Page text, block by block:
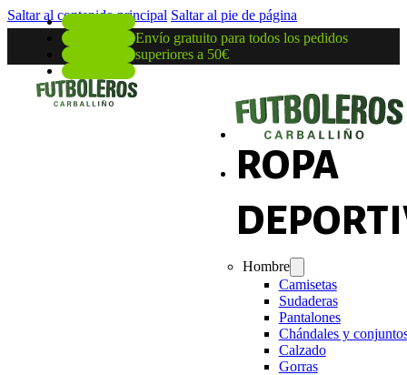
Saltar al contenido principal Saltar al pie de página
Envío gratuito para todos los pedidos
superiores a 50€
ROPA
Hombre
Camisetas
Sudaderas
Pantalones
Chándales y
Calzado
Gorras